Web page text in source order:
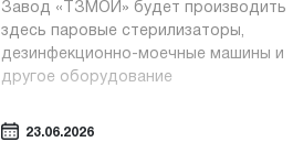
Завод «ТЗМОИ» будет производить
здесь паровые стерилизаторы,
дезинфекционно-моечные машины и
другое оборудование
23.06.2026